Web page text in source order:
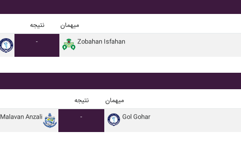
نتیجه میهمان
- Zobahan Isfahan
نتیجه میهمان
Malavan Anzali - Gol Gohar